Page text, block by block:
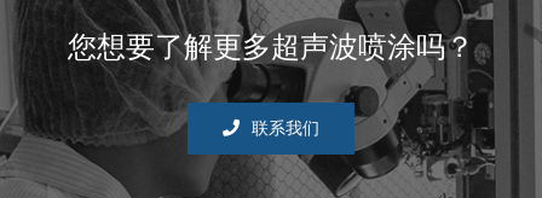
您想要了解更多超声波喷涂吗？
联系我们